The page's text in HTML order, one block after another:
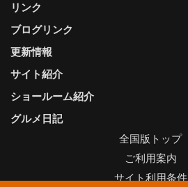
更新情報
サイト紹介
ショールーム紹介
グルメ日記
リンク
ブログリンク
全国版トップ
ご利用案内
サイト利用条件